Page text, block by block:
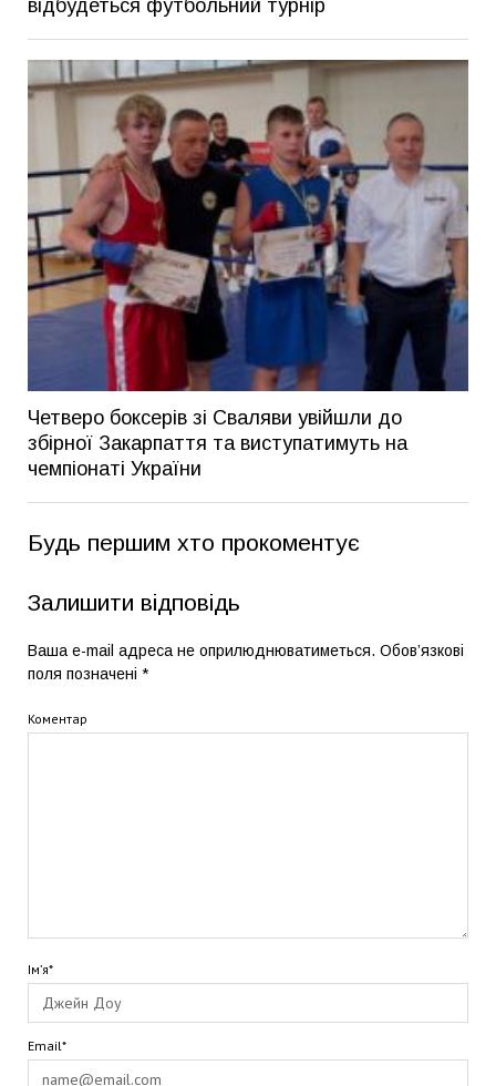
відбудеться футбольний турнір
Четверо боксерів зі Сваляви увійшли до
збірної Закарпаття та виступатимуть на
чемпіонаті України
Будь першим хто прокоментує
Залишити відповідь
Ваша e-mail адреса не оприлюднюватиметься. Обов’язкові
поля позначені *
Коментар
Ім’я*
Email*